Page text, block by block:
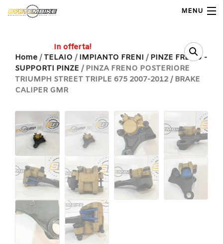
MENU
Home
Shop Moto
Shop Ricambi
Note Generali
Contatti
Home / TELAIO / IMPIANTO FRENI / PINZE FRENO -
SUPPORTI PINZE / PINZA FRENO POSTERIORE
TRIUMPH STREET TRIPLE 675 2007-2012 / BRAKE
CALIPER GMR
In offerta!